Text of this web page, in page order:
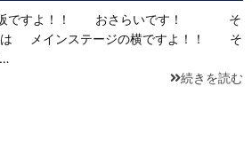
阪ですよ！！ おさらいです！ そ
は メインステージの横ですよ！！ そ
続きを読む